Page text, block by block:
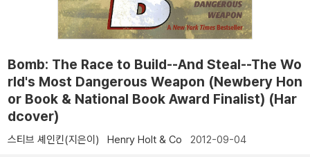
Bomb: The Race to Build--And Steal--The Wo
rld's Most Dangerous Weapon (Newbery Hon
or Book & National Book Award Finalist) (Har
dcover)
스티브 셰인킨(지은이) Henry Holt & Co 2012-09-04